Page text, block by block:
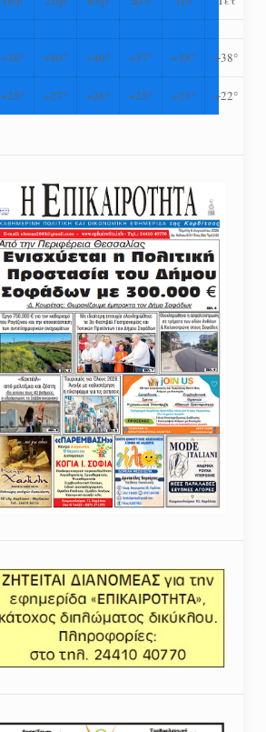
+36° +40° +40° +37° +38° +38°
+25° +27° +26° +25° +23° +22°